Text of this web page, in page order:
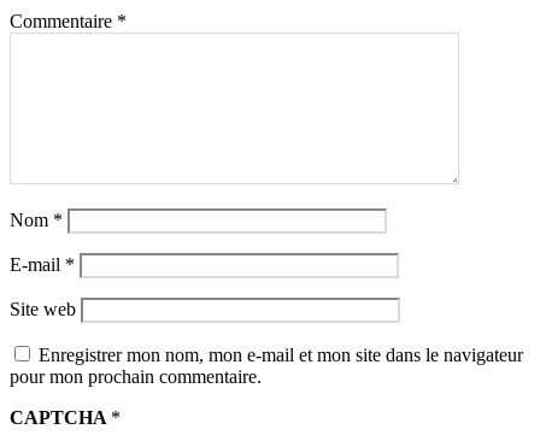
Commentaire *
Nom *
E-mail *
Site web
Enregistrer mon nom, mon e-mail et mon site dans le navigateur
pour mon prochain commentaire.
CAPTCHA *